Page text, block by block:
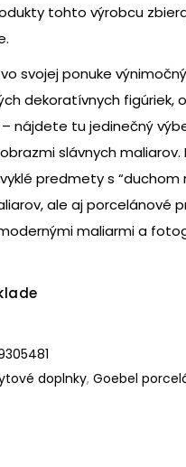
tohto výrobcu
svojej ponuke
dekoratívnych figúriek,
nájdete tu jedinečný
slávnych maliarov.
predmety s “duchom
ale aj porcelánové
maliarmi a
doplnky, Goebel